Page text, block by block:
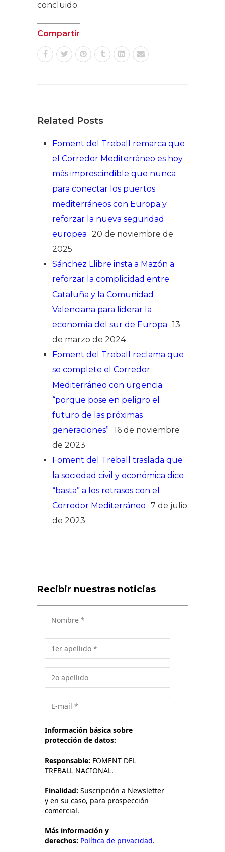
concluido.
Compartir
Related Posts
Foment del Treball remarca que
el Corredor Mediterráneo es hoy
más imprescindible que nunca
para conectar los puertos
mediterráneos con Europa y
reforzar la nueva seguridad
europea 20 de noviembre de
2025
Sánchez Llibre insta a Mazón a
reforzar la complicidad entre
Cataluña y la Comunidad
Valenciana para liderar la
economía del sur de Europa 13
de marzo de 2024
Foment del Treball reclama que
se complete el Corredor
Mediterráneo con urgencia
“porque pose en peligro el
futuro de las próximas
generaciones” 16 de noviembre
de 2023
Foment del Treball traslada que
la sociedad civil y económica dice
“basta” a los retrasos con el
Corredor Mediterráneo 7 de julio
de 2023
Recibir nuestras noticias
Información básica sobre
protección de datos:
Responsable: FOMENT DEL
TREBALL NACIONAL.
Finalidad: Suscripción a Newsletter
y en su caso, para prospección
comercial.
Más información y
derechos: Política de privacidad.